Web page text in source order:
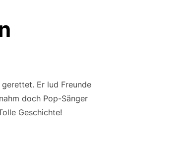
Er lud Freunde
doch Pop-Sänger
Geschichte!